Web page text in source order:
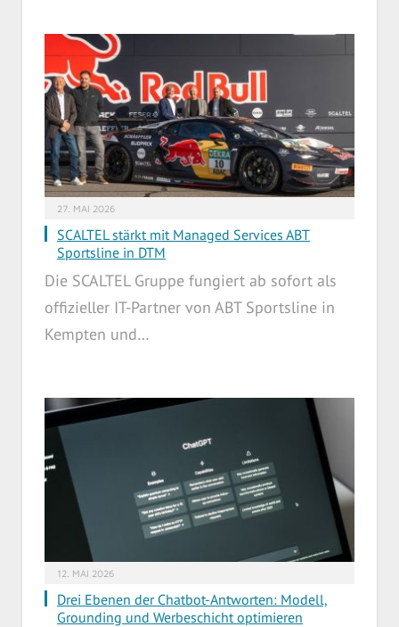
27. MAI 2026
SCALTEL stärkt mit Managed Services ABT
Sportsline in DTM
Die SCALTEL Gruppe fungiert ab sofort als
offizieller IT-Partner von ABT Sportsline in
Kempten und…
12. MAI 2026
Drei Ebenen der Chatbot-Antworten: Modell,
Grounding und Werbeschicht optimieren